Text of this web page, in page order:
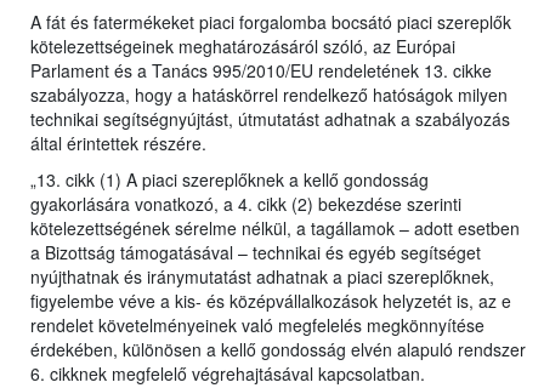
A fát és fatermékeket piaci forgalomba bocsátó piaci szereplők
kötelezettségeinek meghatározásáról szóló, az Európai
Parlament és a Tanács 995/2010/EU rendeletének 13. cikke
szabályozza, hogy a hatáskörrel rendelkező hatóságok milyen
technikai segítségnyújtást, útmutatást adhatnak a szabályozás
által érintettek részére.
„13. cikk (1) A piaci szereplőknek a kellő gondosság
gyakorlására vonatkozó, a 4. cikk (2) bekezdése szerinti
kötelezettségének sérelme nélkül, a tagállamok – adott esetben
a Bizottság támogatásával – technikai és egyéb segítséget
nyújthatnak és iránymutatást adhatnak a piaci szereplőknek,
figyelembe véve a kis- és középvállalkozások helyzetét is, az e
rendelet követelményeinek való megfelelés megkönnyítése
érdekében, különösen a kellő gondosság elvén alapuló rendszer
6. cikknek megfelelő végrehajtásával kapcsolatban.